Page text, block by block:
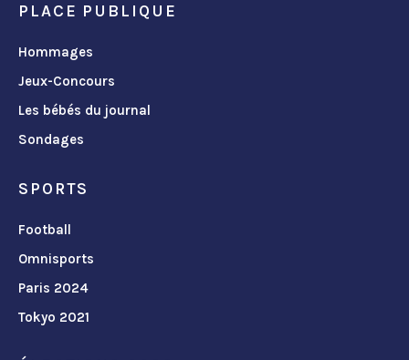
PLACE PUBLIQUE
Hommages
Jeux-Concours
Les bébés du journal
Sondages
SPORTS
Football
Omnisports
Paris 2024
Tokyo 2021